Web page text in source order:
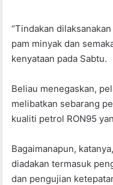
“Tindakan
pam minyak dan
kenyataan pada Sabtu.
Beliau menegaskan,
melibatkan sebarang
kualiti petrol RON95
Bagaimanapun,
diadakan termasuk
dan pengujian